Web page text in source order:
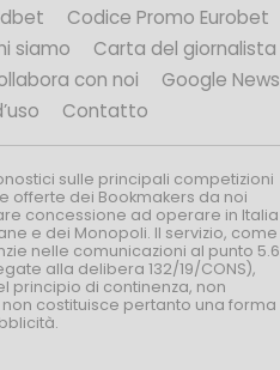
Codice Promo Eurobet
siamo
Carta del giornalista
con noi
Google News
Contatto
sulle principali competizioni
offerte dei Bookmakers da noi
concessione ad operare in Italia
e dei Monopoli. Il servizio, come
nelle comunicazioni al punto 5.6
alla delibera 132/19/CONS),
principio di continenza, non
costituisce pertanto una forma